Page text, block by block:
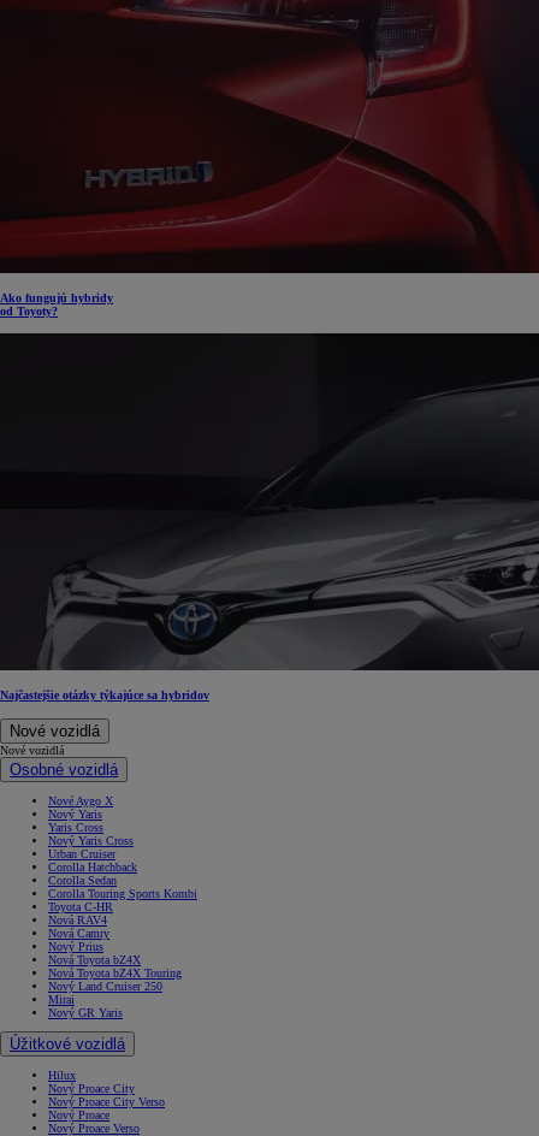
Ako fungujú hybridy
od Toyoty?
Najčastejšie otázky týkajúce sa hybridov
Nové vozidlá
Nové vozidlá
Osobné vozidlá
Nové Aygo X
Nový Yaris
Yaris Cross
Nový Yaris Cross
Urban Cruiser
Corolla Hatchback
Corolla Sedan
Corolla Touring Sports Kombi
Toyota C-HR
Nová RAV4
Nová Camry
Nový Prius
Nová Toyota bZ4X
Nová Toyota bZ4X Touring
Nový Land Cruiser 250
Mirai
Nový GR Yaris
Úžitkové vozidlá
Hilux
Nový Proace City
Nový Proace City Verso
Nový Proace
Nový Proace Verso